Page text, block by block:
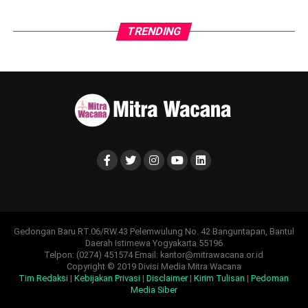
TRENDING
Gedongan Baru RT.06/RW.43 Pelemwulung No. 42 Banguntapan, Bantul
Daerah Istimewa Yogyakarta 55196
Telpon: (0274) 451574 Email: kantor@mitrawacana.or.id
Copyright © 2019 Divisi Media Mitra Wacana
Tim Redaksi |Kebijakan Privasi |Disclaimer |Kirim Tulisan |Pedoman
Media Siber